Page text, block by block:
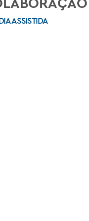
ASSISTIDA